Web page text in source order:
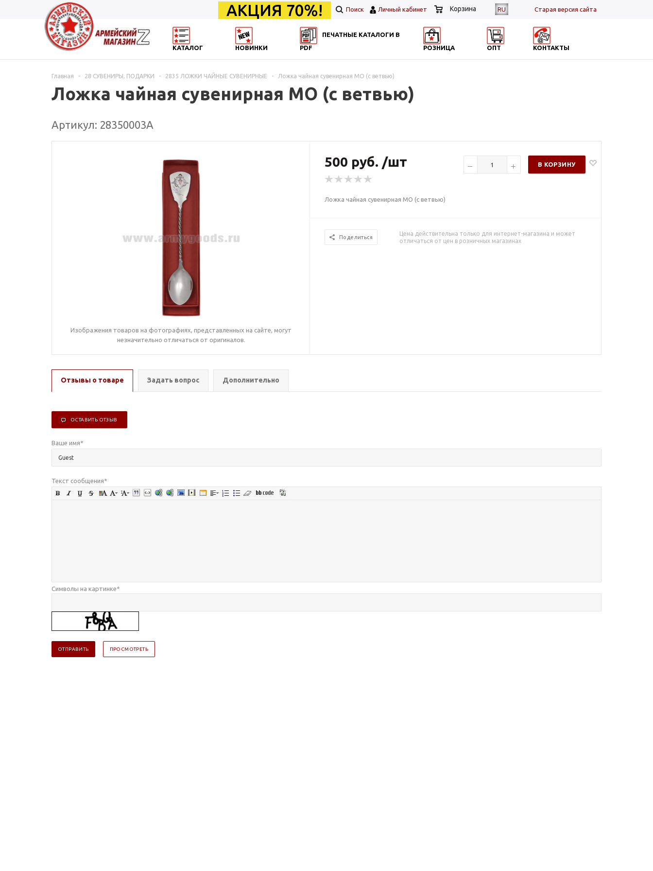
RU Cтарая версия сайта
АКЦИЯ 70%! Поиск Личный кабинет Корзина
КАТАЛОГ НОВИНКИ
ПЕЧАТНЫЕ КАТАЛОГИ В
PDF
РОЗНИЦА ОПТ КОНТАКТЫ
Главная - 28 СУВЕНИРЫ, ПОДАРКИ - 2835 ЛОЖКИ ЧАЙНЫЕ СУВЕНИРНЫЕ - Ложка чайная сувенирная МО (с ветвью)
Ложка чайная сувенирная МО (с ветвью)
Артикул: 28350003А
Изображения товаров на фотографиях, представленных на сайте, могут
незначительно отличаться от оригиналов.
500 руб. /шт В КОРЗИНУ
Ложка чайная сувенирная МО (с ветвью)
Поделиться
Цена действительна только для интернет-магазина и может
отличаться от цен в розничных магазинах
Отзывы о товаре Задать вопрос Дополнительно
ОСТАВИТЬ ОТЗЫВ
Ваше имя*
Текст сообщения*
Символы на картинке*